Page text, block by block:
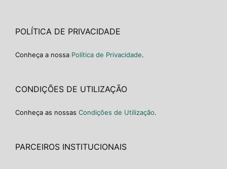
POLÍTICA DE PRIVACIDADE
Conheça a nossa Política de Privacidade.
CONDIÇÕES DE UTILIZAÇÃO
Conheça as nossas Condições de Utilização.
PARCEIROS INSTITUCIONAIS